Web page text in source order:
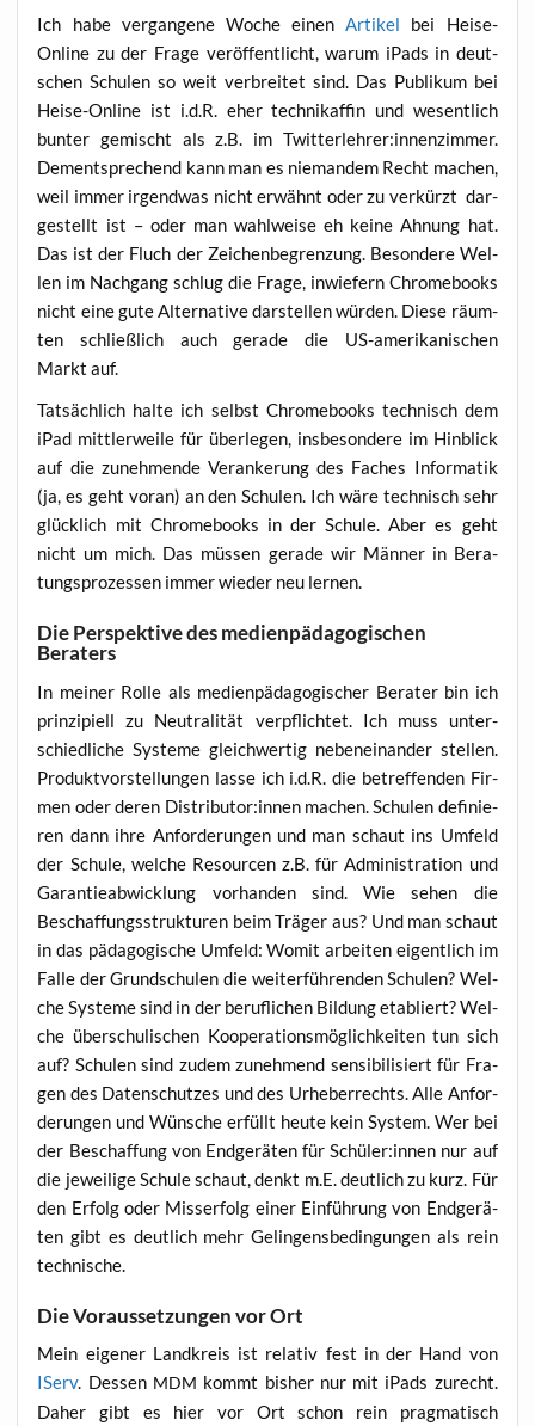
Ich habe ver­gan­ge­ne Woche einenArti­kel bei Hei­se-
Online zu der Fra­ge ver­öf­fent­licht, war­um iPads in deut­
schen Schu­len so weit ver­brei­tet sind. Das Publi­kum bei
Hei­se-Online ist i.d.R. eher tech­nik­af­fin und wesent­lich
bun­ter gemischt als z.B. im Twitterlehrer:innenzimmer.
Dem­entspre­chend kann man es nie­man­dem Recht machen,
weil immer irgend­was nicht erwähnt oder zu ver­kürzt dar­
ge­stellt ist – oder man wahl­wei­se eh kei­ne Ahnung hat.
Das ist der Fluch der Zei­chen­be­gren­zung. Beson­de­re Wel­
len im Nach­gang schlug die Fra­ge, inwie­fern Chrome­books
nicht eine gute Alter­na­ti­ve dar­stel­len wür­den. Die­se räum­
ten schließ­lich auch gera­de die US-ame­ri­ka­ni­schen
Markt auf.
Tat­säch­lich hal­te ich selbst Chrome­books tech­nisch dem
iPad mitt­ler­wei­le für über­le­gen, ins­be­son­de­re im Hin­blick
auf die zuneh­men­de Ver­an­ke­rung des Faches Infor­ma­tik
(ja, es geht vor­an) an den Schu­len. Ich wäre tech­nisch sehr
glück­lich mit Chrome­books in der Schu­le. Aber es geht
nicht um mich. Das müs­sen gera­de wir Män­ner in Bera­
tungs­pro­zes­sen immer wie­der neu lernen.
Die Perspektive des medienpädagogischen
Beraters
In mei­ner Rol­le als medi­en­päd­ago­gi­scher Bera­ter bin ich
prin­zi­pi­ell zu Neu­tra­li­tät ver­pflich­tet. Ich muss unter­
schied­li­che Sys­te­me gleich­wer­tig neben­ein­an­der stel­len.
Pro­dukt­vor­stel­lun­gen las­se ich i.d.R. die betref­fen­den Fir­
men oder deren Distributor:innen machen. Schu­len defi­nie­
ren dann ihre Anfor­de­run­gen und man schaut ins Umfeld
der Schu­le, wel­che Resour­cen z.B. für Admi­nis­tra­ti­on und
Garan­tie­ab­wick­lung vor­han­den sind. Wie sehen die
Beschaf­fungs­struk­tu­ren beim Trä­ger aus? Und man schaut
in das päd­ago­gi­sche Umfeld: Womit arbei­ten eigent­lich im
Fal­le der Grund­schu­len die wei­ter­füh­ren­den Schu­len? Wel­
che Sys­te­me sind in der beruf­li­chen Bil­dung eta­bliert? Wel­
che über­schu­li­schen Koope­ra­ti­ons­mög­lich­kei­ten tun sich
auf? Schu­len sind zudem zuneh­mend sen­si­bi­li­siert für Fra­
gen des Daten­schut­zes und des Urhe­ber­rechts. Alle Anfor­
de­run­gen und Wün­sche erfüllt heu­te kein Sys­tem. Wer bei
der Beschaf­fung von End­ge­rä­ten für Schüler:innen nur auf
die jewei­li­ge Schu­le schaut, denkt m.E. deut­lich zu kurz. Für
den Erfolg oder Miss­erfolg einer Ein­füh­rung von End­ge­rä­
ten gibt es deut­lich mehr Gelin­gens­be­din­gun­gen als rein
technische.
Die Voraussetzungen vor Ort
Mein eige­ner Land­kreis ist rela­tiv fest in der Hand von
IServ. Des­sen MDM kommt bis­her nur mit iPads zurecht.
Daher gibt es hier vor Ort schon rein prag­ma­tisch